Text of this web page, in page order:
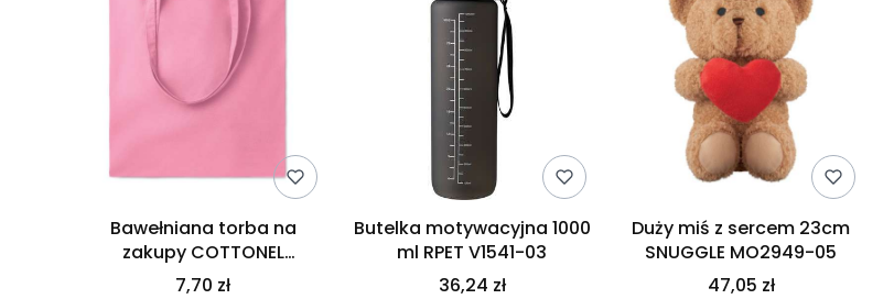
Bawełniana torba na
zakupy COTTONEL
COLOUR++ MO9846-11
7,70 zł
Butelka motywacyjna 1000
ml RPET V1541-03
36,24 zł
Duży miś z sercem 23cm
SNUGGLE MO2949-05
47,05 zł